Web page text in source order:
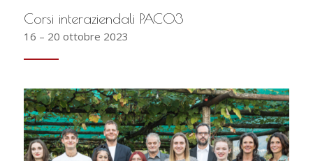
Corsi interaziendali PACO3
16 – 20 ottobre 2023